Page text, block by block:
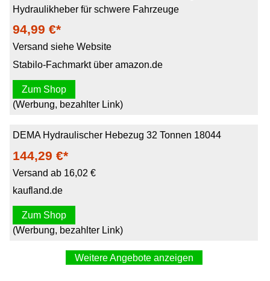
Hydraulikheber für schwere Fahrzeuge
94,99 €*
Versand siehe Website
Stabilo-Fachmarkt über amazon.de
Zum Shop
(Werbung, bezahlter Link)
DEMA Hydraulischer Hebezug 32 Tonnen 18044
144,29 €*
Versand ab 16,02 €
kaufland.de
Zum Shop
(Werbung, bezahlter Link)
Weitere Angebote anzeigen